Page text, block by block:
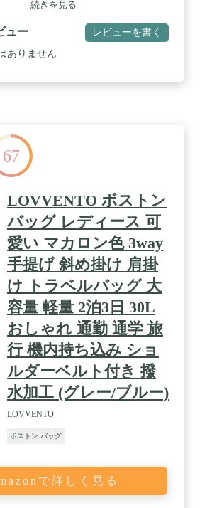
ーツでの試合や練習やスポーツジ
でも大活躍！2~3日の小旅行用のボ
ダッフルバッグ・旅行バッグ・トラ
て出張にも最適です！あなたの旅行
きっとお役に立ちます。 / ✅【商品
面用具入れ、化粧品入れ、雑貨など
。容量35Lの大型バッグには、衣類5
靴2足、洗面用具入れ、化粧品入れ
です。 / 【超便利】飛行機での移動
きます。 / 【多用途】機能的でデザ
ラベルバッグなので、トレーニン
ーツ活動、ゴルフ、水泳、テニス、
ル、ヨガ、釣り、狩猟、キャンプ、
くの野外活動などに適しています。
バッグの中には高密度の防水素材を
ーチがあり、濡れたものと乾いたも
することができます。 2日3泊の旅行
類やタオルなど濡れて乾いていない
効果的に隔離することができます。
ッグは高品質の破れや耐水性強いの
ドで作られ、アイテムが濡れる心配
ダブルジッパーは滑らかで強い耐摩
。
続きを見る
ュー レビューを書く
ありません
67
LOVVENTO ボストン
バッグ レディース 可
愛い マカロン色 3way
手提げ 斜め掛け 肩掛
け トラベルバッグ 大
容量 軽量 2泊3日 30L
おしゃれ 通勤 通学 旅
行 機内持ち込み ショ
ルダーベルト付き 撥
水加工 (グレー/ブルー)
LOVVENTO
ボストン バッグ
で詳しく見る